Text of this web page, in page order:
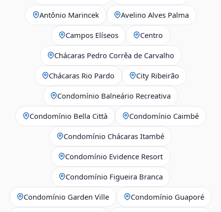
Antônio Marincek Avelino Alves Palma
Campos Elíseos Centro
Chácaras Pedro Corrêa de Carvalho
Chácaras Rio Pardo City Ribeirão
Condomínio Balneário Recreativa
Condomínio Bella Città Condomínio Caimbé
Condomínio Chácaras Itambé
Condomínio Evidence Resort
Condomínio Figueira Branca
Condomínio Garden Ville Condomínio Guaporé